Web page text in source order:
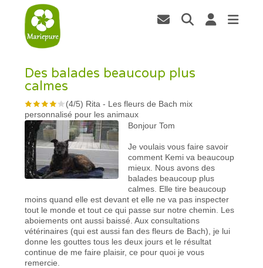
Des balades beaucoup plus
calmes
(4/5) Rita - Les fleurs de Bach mix
personnalisé pour les animaux
Bonjour Tom
Je voulais vous faire savoir
comment Kemi va beaucoup
mieux. Nous avons des
balades beaucoup plus
calmes. Elle tire beaucoup
moins quand elle est devant et elle ne va pas inspecter
tout le monde et tout ce qui passe sur notre chemin. Les
aboiements ont aussi baissé. Aux consultations
vétérinaires (qui est aussi fan des fleurs de Bach), je lui
donne les gouttes tous les deux jours et le résultat
continue de me faire plaisir, ce pour quoi je vous
remercie.